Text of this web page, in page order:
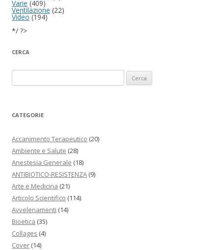
Varie(409)
Ventilazione (22)
Video(194)
*/ ?>
CERCA
CATEGORIE
Accanimento Terapeutico (20)
Ambiente e Salute (28)
Anestesia Generale (18)
ANTIBIOTICO-RESISTENZA (9)
Arte e Medicina (21)
Articolo Scientifico (114)
Avvelenamenti (14)
Bioetica (35)
Collages (4)
Cover (14)